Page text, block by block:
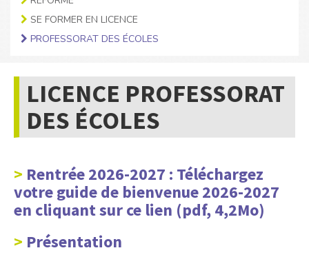
SE FORMER EN LICENCE
PROFESSORAT DES ÉCOLES
LICENCE PROFESSORAT
DES ÉCOLES
Rentrée 2026-2027 : Téléchargez
votre guide de bienvenue 2026-2027
en cliquant sur ce lien (pdf, 4,2Mo)
Présentation